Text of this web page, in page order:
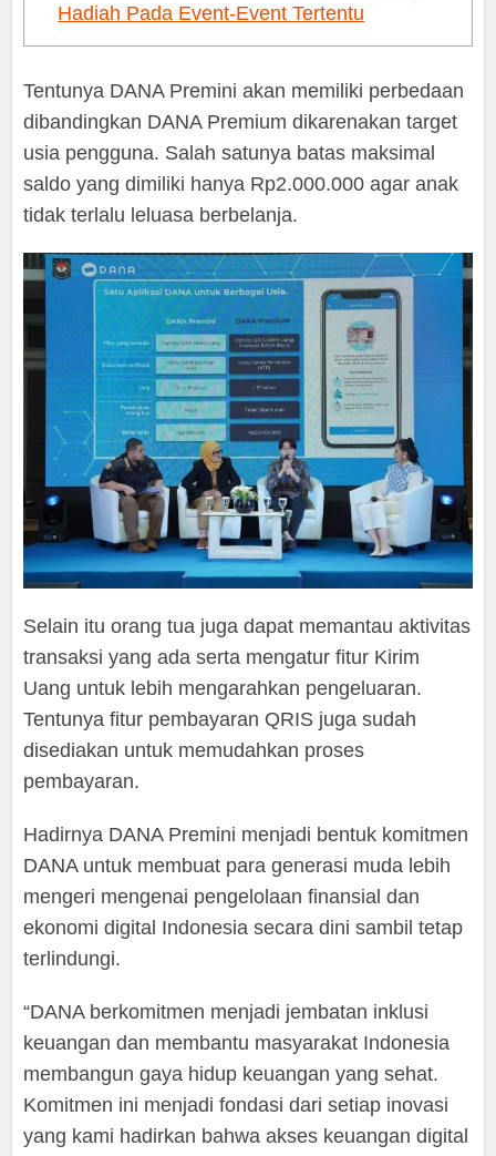
Hadiah Pada Event-Event Tertentu
Tentunya DANA Premini akan memiliki perbedaan
dibandingkan DANA Premium dikarenakan target
usia pengguna. Salah satunya batas maksimal
saldo yang dimiliki hanya Rp2.000.000 agar anak
tidak terlalu leluasa berbelanja.
Selain itu orang tua juga dapat memantau aktivitas
transaksi yang ada serta mengatur fitur Kirim
Uang untuk lebih mengarahkan pengeluaran.
Tentunya fitur pembayaran QRIS juga sudah
disediakan untuk memudahkan proses
pembayaran.
Hadirnya DANA Premini menjadi bentuk komitmen
DANA untuk membuat para generasi muda lebih
mengeri mengenai pengelolaan finansial dan
ekonomi digital Indonesia secara dini sambil tetap
terlindungi.
“DANA berkomitmen menjadi jembatan inklusi
keuangan dan membantu masyarakat Indonesia
membangun gaya hidup keuangan yang sehat.
Komitmen ini menjadi fondasi dari setiap inovasi
yang kami hadirkan bahwa akses keuangan digital